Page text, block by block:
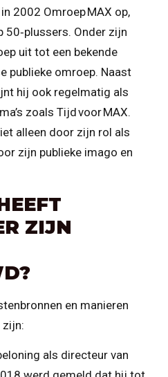
2002 Omroep MAX op,
Onder zijn
uit tot een bekende
publieke omroep. Naast
hij ook regelmatig als
zoals Tijd voor MAX.
alleen door zijn rol als
zijn publieke imago en
ZIJN
en manieren
zijn:
als directeur van